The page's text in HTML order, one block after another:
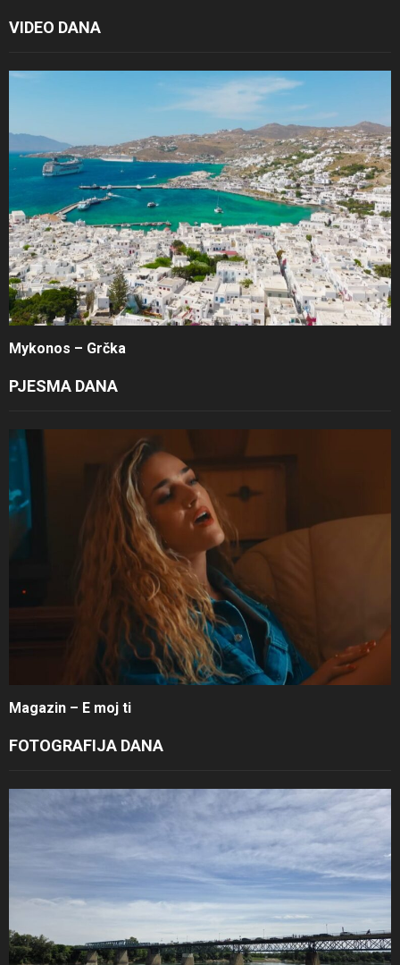
VIDEO DANA
Mykonos – Grčka
PJESMA DANA
Magazin – E moj ti
FOTOGRAFIJA DANA